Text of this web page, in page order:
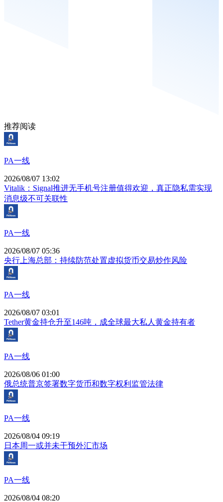
推荐阅读
PA一线
2026/08/07 13:02
Vitalik：Signal推进无手机号注册值得欢迎，真正隐私需实现
消息级不可关联性
PA一线
2026/08/07 05:36
央行上海总部：持续防范处置虚拟货币交易炒作风险
PA一线
2026/08/07 03:01
Tether黄金持仓升至146吨，成全球最大私人黄金持有者
PA一线
2026/08/06 01:00
俄总统普京签署数字货币和数字权利监管法律
PA一线
2026/08/04 09:19
日本周一或并未干预外汇市场
PA一线
2026/08/04 08:20